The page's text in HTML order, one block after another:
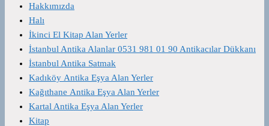
Hakkımızda
Halı
İkinci El Kitap Alan Yerler
İstanbul Antika Alanlar 0531 981 01 90 Antikacılar Dükkanı
İstanbul Antika Satmak
Kadıköy Antika Eşya Alan Yerler
Kağıthane Antika Eşya Alan Yerler
Kartal Antika Eşya Alan Yerler
Kitap